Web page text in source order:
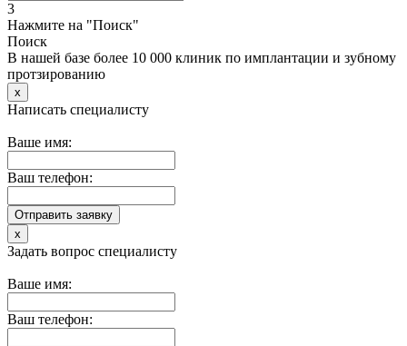
3
Нажмите на "Поиск"
Поиск
В нашей базе более 10 000 клиник по имплантации и зубному
протзированию
x
Написать специалисту
Ваше имя:
Ваш телефон:
x
Задать вопрос специалисту
Ваше имя:
Ваш телефон: